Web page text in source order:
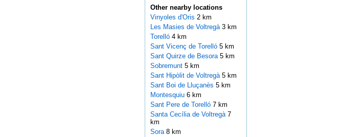
Other nearby locations
Vinyoles d'Oris 2 km
Les Masies de Voltregà 3 km
Torelló 4 km
Sant Vicenç de Torelló 5 km
Sant Quirze de Besora 5 km
Sobremunt 5 km
Sant Hipòlit de Voltregà 5 km
Sant Boi de Lluçanès 5 km
Montesquiu 6 km
Sant Pere de Torelló 7 km
Santa Cecília de Voltregà 7
km
Sora 8 km